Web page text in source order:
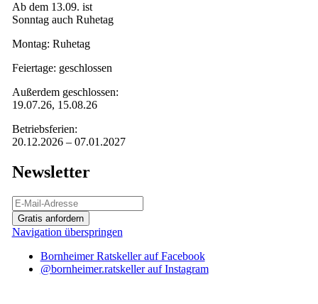
Ab dem 13.09. ist
Sonntag auch Ruhetag
Montag: Ruhetag
Feiertage: geschlossen
Außerdem geschlossen:
19.07.26, 15.08.26
Betriebsferien:
20.12.2026 – 07.01.2027
Newsletter
Gratis anfordern
Navigation überspringen
Bornheimer Ratskeller auf Facebook
@bornheimer.ratskeller auf Instagram